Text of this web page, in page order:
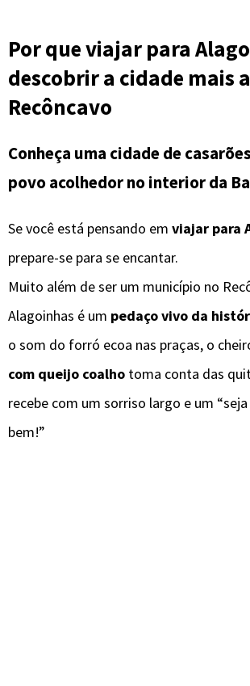
Por que viajar para
descobrir a cidade mais
Recôncavo
Conheça uma cidade de
povo acolhedor no interior da
Se você está pensando em viajar para
prepare-se para se encantar.
Muito além de ser um município no
Alagoinhas é um pedaço vivo da
o som do forró ecoa nas praças, o
com queijo coalho toma conta das
recebe com um sorriso largo e um
bem!”